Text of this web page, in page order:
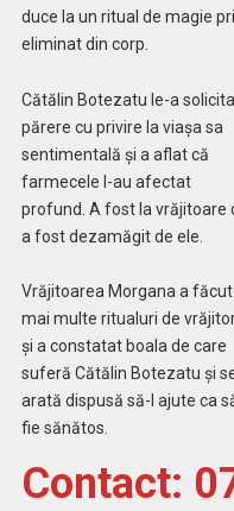
duce la un ritual de magie
eliminat din corp.
Cătălin Botezatu le-a
părere cu privire la viașa sa
sentimentală și a aflat că
farmecele l-au afectat
profund. A fost la vrăjitoare
a fost dezamăgit de ele.
Vrăjitoarea Morgana a făcut
mai multe ritualuri de
și a constatat boala de care
suferă Cătălin Botezatu și
arată dispusă să-l ajute ca
fie sănătos.
Contact: